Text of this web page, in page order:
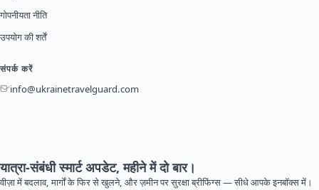
गोपनीयता नीति
उपयोग की शर्तें
संपर्क करें
info@ukrainetravelguard.com
यात्रा-संबंधी स्मार्ट अपडेट, महीने में दो बार।
वीज़ा में बदलाव, मार्गों के फिर से खुलने, और ज़मीन पर सुरक्षा ब्रीफिंग्स — सीधे आपके इनबॉक्स में।